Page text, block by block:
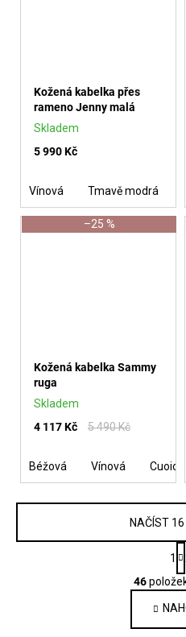
Kožená kabelka přes
rameno Jenny malá
Skladem
5 990 Kč
Vínová Tmavě modrá
–25 %
Kožená kabelka Sammy
ruga
Skladem
4 117 Kč
5 490 Kč
Béžová Vínová Cuoio
l
NAČÍST 16
t
r
1
46